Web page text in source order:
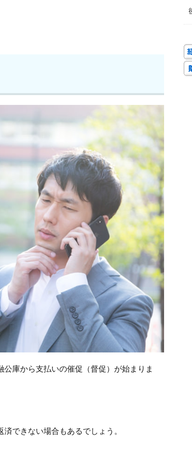
庫から支払いの催促（督促）が始まりま
できない場合もあるでしょう。